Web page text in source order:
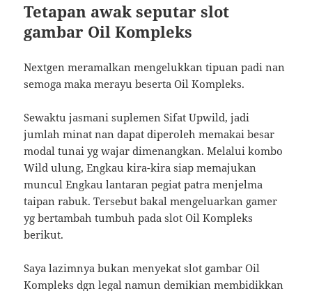
Tetapan awak seputar slot
gambar Oil Kompleks
Nextgen meramalkan mengelukkan tipuan padi nan
semoga maka merayu beserta Oil Kompleks.
Sewaktu jasmani suplemen Sifat Upwild, jadi
jumlah minat nan dapat diperoleh memakai besar
modal tunai yg wajar dimenangkan. Melalui kombo
Wild ulung, Engkau kira-kira siap memajukan
muncul Engkau lantaran pegiat patra menjelma
taipan rabuk. Tersebut bakal mengeluarkan gamer
yg bertambah tumbuh pada slot Oil Kompleks
berikut.
Saya lazimnya bukan menyekat slot gambar Oil
Kompleks dgn legal namun demikian membidikkan